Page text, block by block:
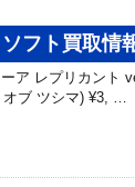
フト買取情
ア レプリカント
ブ ツシマ) ¥3, …